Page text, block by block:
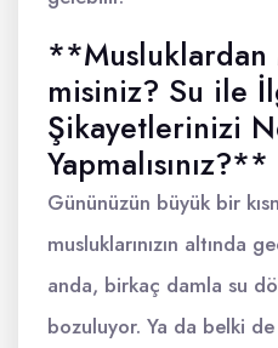
**Musluklardan
misiniz? Su ile
Şikayetlerinizi
Yapmalısınız?**
Gününüzün büyük bir
musluklarınızın altında
anda, birkaç damla su
bozuluyor. Ya da belki